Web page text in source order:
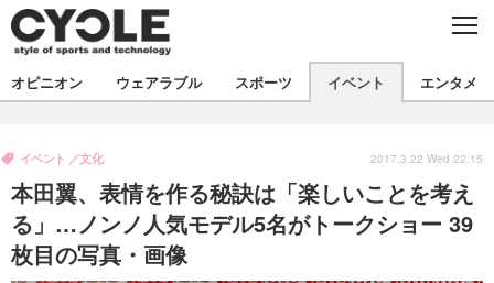
C
E
製品/用品
衣類
飲食
バックナンバー
コラム
インプレ
ボイス
デバイス
ビジネス
国内
海外
スポーツ
短信
イベント
オピニオン ウェアラブル スポーツ イベント エンタメ
本田翼、表情を作る秘訣は「楽しいことを考え
る」…ノンノ人気モデル5名がトークショー 39
枚目の写真・画像
イベント 文化 2017.3.22 Wed 22:15